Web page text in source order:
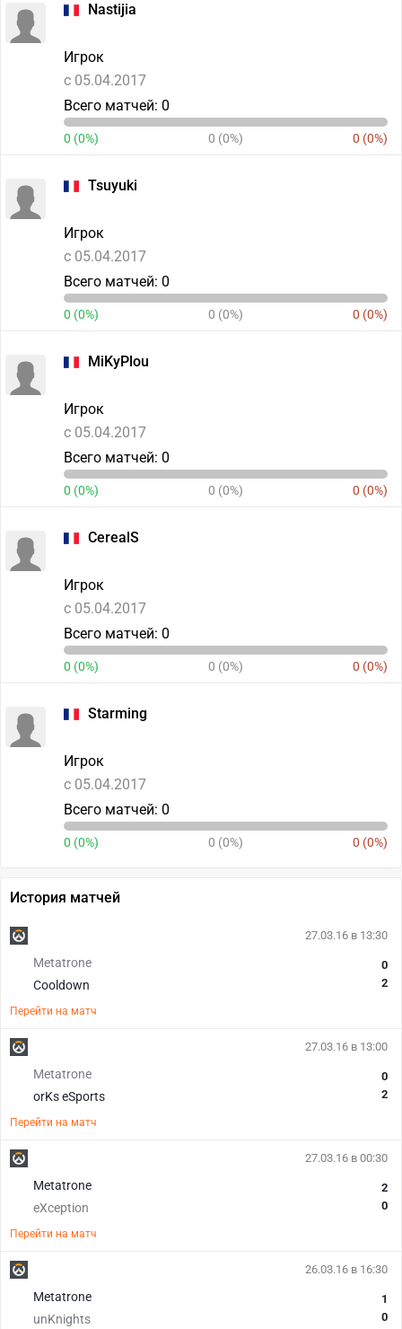
Nastijia
Игрок
c 05.04.2017
Всего матчей: 0
0 (0%) 0 (0%) 0 (0%)
Tsuyuki
Игрок
c 05.04.2017
Всего матчей: 0
0 (0%) 0 (0%) 0 (0%)
MiKyPlou
Игрок
c 05.04.2017
Всего матчей: 0
0 (0%) 0 (0%) 0 (0%)
CerealS
Игрок
c 05.04.2017
Всего матчей: 0
0 (0%) 0 (0%) 0 (0%)
Starming
Игрок
c 05.04.2017
Всего матчей: 0
0 (0%) 0 (0%) 0 (0%)
История матчей
27.03.16 в 13:30
Metatrone
Cooldown
0
2
Перейти на матч
27.03.16 в 13:00
Metatrone
orKs eSports
0
2
Перейти на матч
27.03.16 в 00:30
Metatrone
eXception
2
0
Перейти на матч
26.03.16 в 16:30
Metatrone
unKnights
1
0